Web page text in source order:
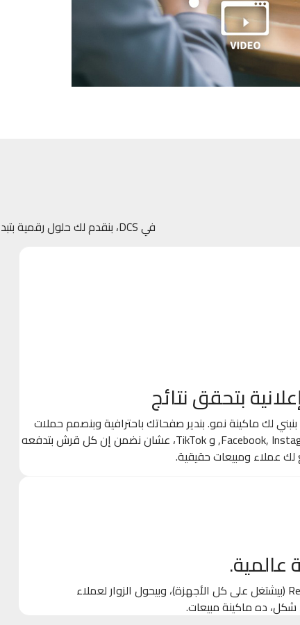
في DCS، بنقدم لك حلول رقمية بتبدأ من الفكرة وتوصل بيك للقمة.
بتحقق نتائج
لك ماكينة نمو. بندير صفحاتك باحترافية وبنصمم حملات
إعلانية (Ads) مستهدفة بدقة على Facebook, Instagram, و TikTok، عشان نضمن إن كل قرش بتدفعه
لك عملاء ومبيعات حقيقية.
عالمية.
بنصمم لك موقع سريع، Responsive (بيشتغل على كل الأجهزة)، وبيحول الزوار لعملاء
ده ماكينة مبيعات.